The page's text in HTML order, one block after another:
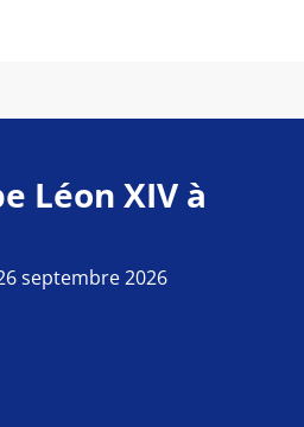
Léon XIV à
septembre 2026